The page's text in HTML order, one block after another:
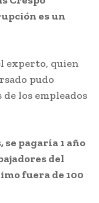
es un
experto, quien
pudo
los empleados
se pagaría 1 año
del
fuera de 100